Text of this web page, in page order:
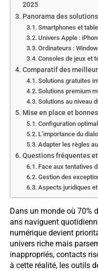
2025
Panorama des
Smartphones et
Univers Apple :
Ordinateurs :
Consoles de jeux et
Comparatif des
Solutions gratuites
Solutions premium
Solutions au niveau
Mise en place et
Configuration
L’importance du
Adapter les règles
Questions fréquentes
Face aux tentatives
Gestion des
Aspects juridiques
Dans un monde où 70%
ans naviguent
numérique devient
univers riche mais
inappropriés, contacts
à cette réalité, les outils